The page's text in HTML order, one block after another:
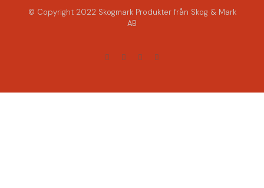
© Copyright 2022 Skogmark Produkter från Skog & Mark
AB